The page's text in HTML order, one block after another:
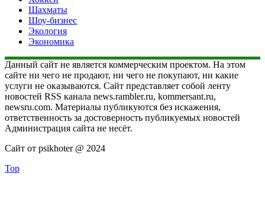
Шахматы
Шоу-бизнес
Экология
Экономика
Данный сайт не является коммерческим проектом. На этом
сайте ни чего не продают, ни чего не покупают, ни какие
услуги не оказываются. Сайт представляет собой ленту
новостей RSS канала news.rambler.ru, kommersant.ru,
newsru.com. Материалы публикуются без искажения,
ответственность за достоверность публикуемых новостей
Администрация сайта не несёт.
Сайт от psikhoter @ 2024
Top